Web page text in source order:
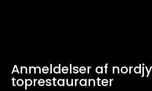
Anmeldelser af
toprestauranter